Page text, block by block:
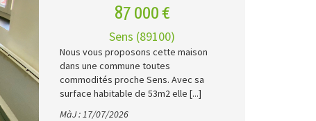
87 000 €
Sens (89100)
Nous vous proposons cette maison
dans une commune toutes
commodités proche Sens. Avec sa
surface habitable de 53m2 elle [...]
MàJ : 17/07/2026